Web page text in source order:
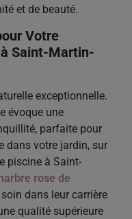
et de beauté.
Votre
Saint-Martin-
exceptionnelle.
évoque une
parfaite pour
dans votre jardin, sur
piscine à Saint-
rose de
dans leur carrière
qualité supérieure